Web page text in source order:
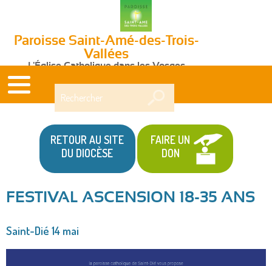
Paroisse Saint-Amé-des-Trois-
Vallées
L'Église Catholique dans les Vosges
RETOUR AU SITE
DU DIOCÈSE
FAIRE UN
DON
êtes
FESTIVAL ASCENSION 18-35 ANS
Saint-Dié 14 mai